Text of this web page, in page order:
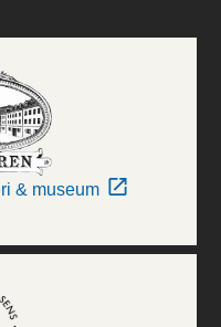
& museum